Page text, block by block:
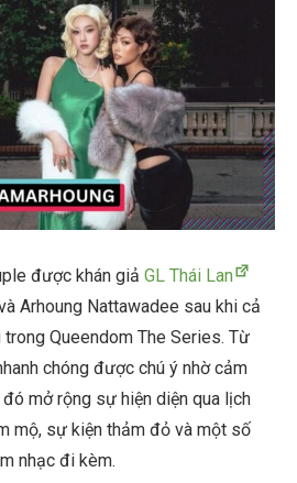
được khán giả GL Thái Lan
Arhoung Nattawadee sau khi cả
trong Queendom The Series. Từ
chóng được chú ý nhờ cảm
mở rộng sự hiện diện qua lịch
mộ, sự kiện thảm đỏ và một số
nhạc đi kèm.